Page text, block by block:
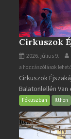
Cirkuszok
2026. július 9.
Cirkuszok
Éjszakája
2026
bejegyzéshez
a hozzászólások
Cirkuszok
Balatonlellén
Fókuszban Itthon